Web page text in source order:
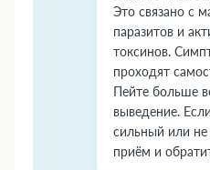
Это связано с
паразитов и
токсинов.
проходят
Пейте больше
выведение.
сильный или не
приём и